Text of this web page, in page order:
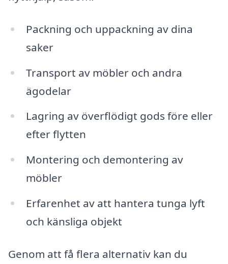
Packning och uppackning av dina
saker
Transport av möbler och andra
ägodelar
Lagring av överflödigt gods före eller
efter flytten
Montering och demontering av
möbler
Erfarenhet av att hantera tunga lyft
och känsliga objekt
Genom att få flera alternativ kan du